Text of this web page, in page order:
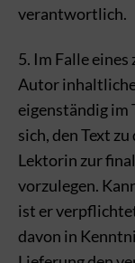
verantwortlich.
5. Im Falle
Autor
eigenständig im
sich, den Text
Lektorin zur
vorzulegen.
ist er
davon in